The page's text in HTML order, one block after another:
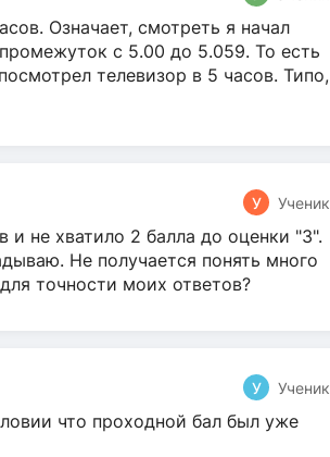
Означает, смотреть я начал
с 5.00 до 5.059. То есть
телевизор в 5 часов. Типо,
У Ученик
и не хватило 2 балла до оценки "3".
Не получается понять много
точности моих ответов?
У Ученик
что проходной бал был уже